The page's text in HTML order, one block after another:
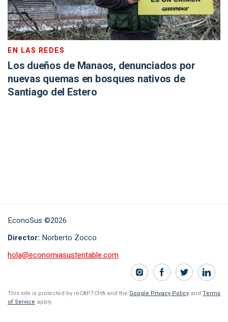
EN LAS REDES
Los dueños de Manaos, denunciados por
nuevas quemas en bosques nativos de
Santiago del Estero
EconoSus ©2026
Director: Norberto Zocco
hola@economiasustentable.com
This site is protected by reCAPTCHA and the Google Privacy Policy and Terms
of Service apply.